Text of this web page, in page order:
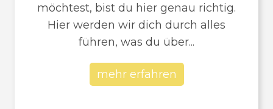
möchtest, bist du hier genau richtig.
Hier werden wir dich durch alles
führen, was du über...
mehr erfahren